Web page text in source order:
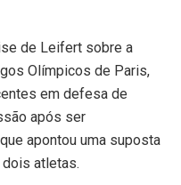
de Leifert sobre a
Olímpicos de Paris,
em defesa de
após ser
apontou uma suposta
atletas.